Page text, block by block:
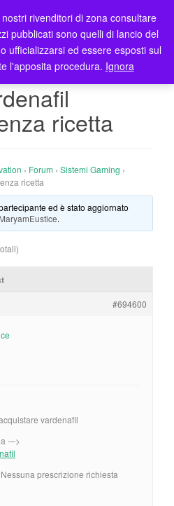
T
o
g
l
a
i
ricetta
› Forum › Sistemi Gaming ›
ricetta
ed è stato aggiornato
MaryamEustice.
#694600
vardenafil
-–>
prescrizione richiesta
rivenditori di zona consultare
pubblicati sono quelli di lancio del
ufficializzarsi ed essere esposti sul
l'apposita procedura. Ignora